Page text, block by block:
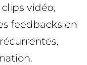
vidéo,
feedbacks en